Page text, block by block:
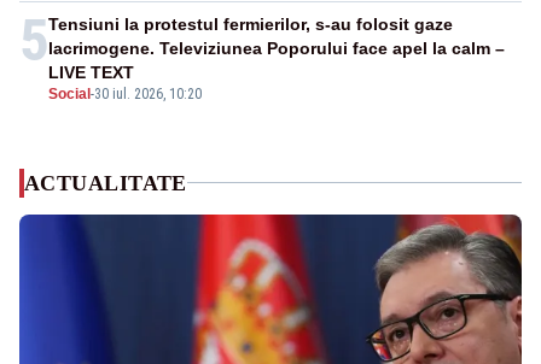
5
Social-30 iul. 2026, 10:20
Tensiuni la protestul fermierilor, s-au folosit gaze
lacrimogene. Televiziunea Poporului face apel la calm –
LIVE TEXT
ACTUALITATE